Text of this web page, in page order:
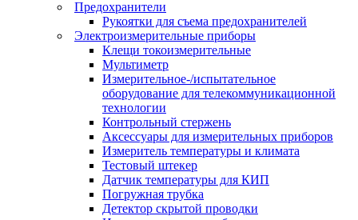
Предохранители
Рукоятки для съема предохранителей
Электроизмерительные приборы
Клещи токоизмерительные
Мультиметр
Измерительное-/испытательное
оборудование для телекоммуникационной
технологии
Контрольный стержень
Аксессуары для измерительных приборов
Измеритель температуры и климата
Тестовый штекер
Датчик температуры для КИП
Погружная трубка
Детектор скрытой проводки